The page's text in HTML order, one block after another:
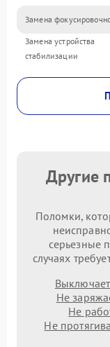
Замена
Замена устройства
стабилизации
Другие
Поломки,
серьезные
случаях
Не
Не
Не